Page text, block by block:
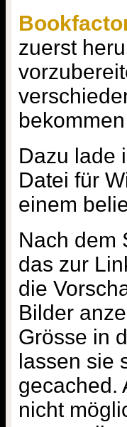
zuerst
Dazu lade
Datei für
einem
Nach dem
das zur
die
Bilder
Grösse in
lassen sie
gecached.
nicht